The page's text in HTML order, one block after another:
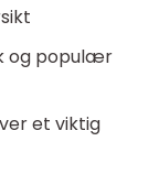
og populær
et viktig